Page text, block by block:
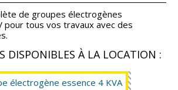
Pompage
Air comprimé
Petits Outillages
de groupes électrogènes
pour tous vos travaux avec des
DISPONIBLES À LA LOCATION :